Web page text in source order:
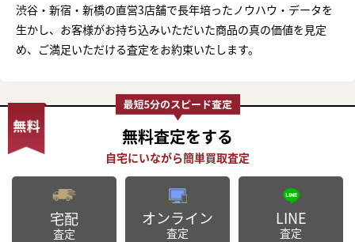
渋谷・新宿・新橋の直営3店舗で長年培ったノウハウ・データを
生かし、お客様がお持ち込みいただいた商品の真の価値を見定
め、ご満足いただける査定をお約束いたします。
無料査定をする
宅配
査定
オンライン
査定
LINE
査定